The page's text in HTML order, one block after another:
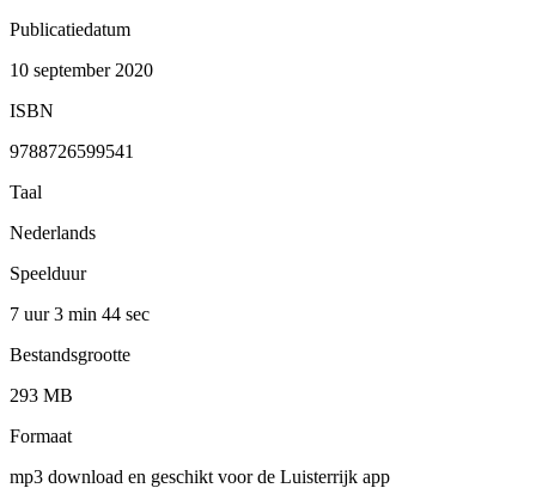
Publicatiedatum
10 september 2020
ISBN
9788726599541
Taal
Nederlands
Speelduur
7 uur 3 min 44 sec
Bestandsgrootte
293 MB
Formaat
mp3 download en geschikt voor de Luisterrijk app